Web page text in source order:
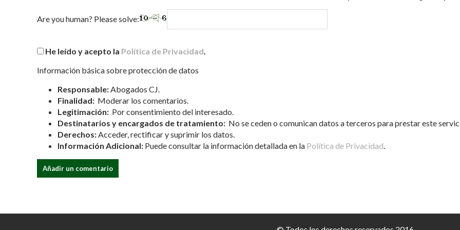
Are you human? Please solve:
He leído y acepto la Política de Privacidad.
Información básica sobre protección de datos
Responsable:Abogados CJ.
Finalidad: Moderar los comentarios.
Legitimación: Por consentimiento del interesado.
Destinatarios y encargados de tratamiento: No se ceden o comunican datos a terceros para prestar este
Derechos:Acceder, rectificar y suprimir los datos.
Información Adicional: Puede consultar la información detallada en la Política de Privacidad.